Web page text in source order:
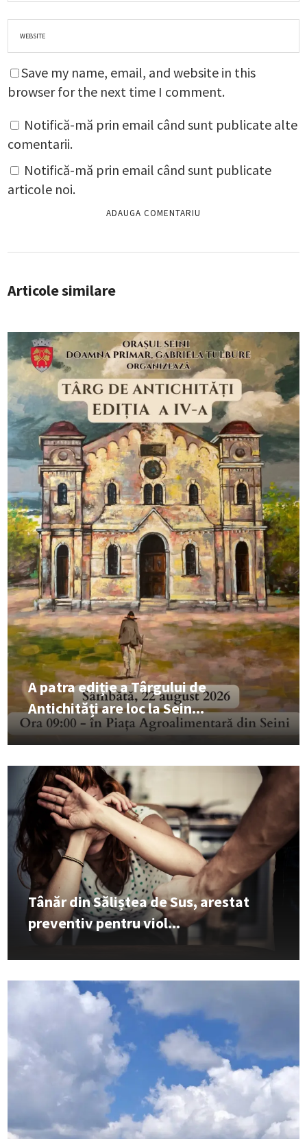
Save my name, email, and website in this
browser for the next time I comment.
Notifică-mă prin email când sunt publicate alte
comentarii.
Notifică-mă prin email când sunt publicate
articole noi.
Articole similare
A patra ediție a Târgului de
Antichități are loc la Sein...
Tânăr din Săliștea de Sus, arestat
preventiv pentru viol...